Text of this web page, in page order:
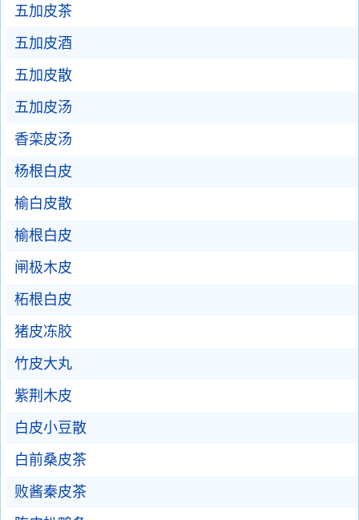
五加皮茶
五加皮酒
五加皮散
五加皮汤
香栾皮汤
杨根白皮
榆白皮散
榆根白皮
闸极木皮
柘根白皮
猪皮冻胶
竹皮大丸
紫荆木皮
白皮小豆散
白前桑皮茶
败酱秦皮茶